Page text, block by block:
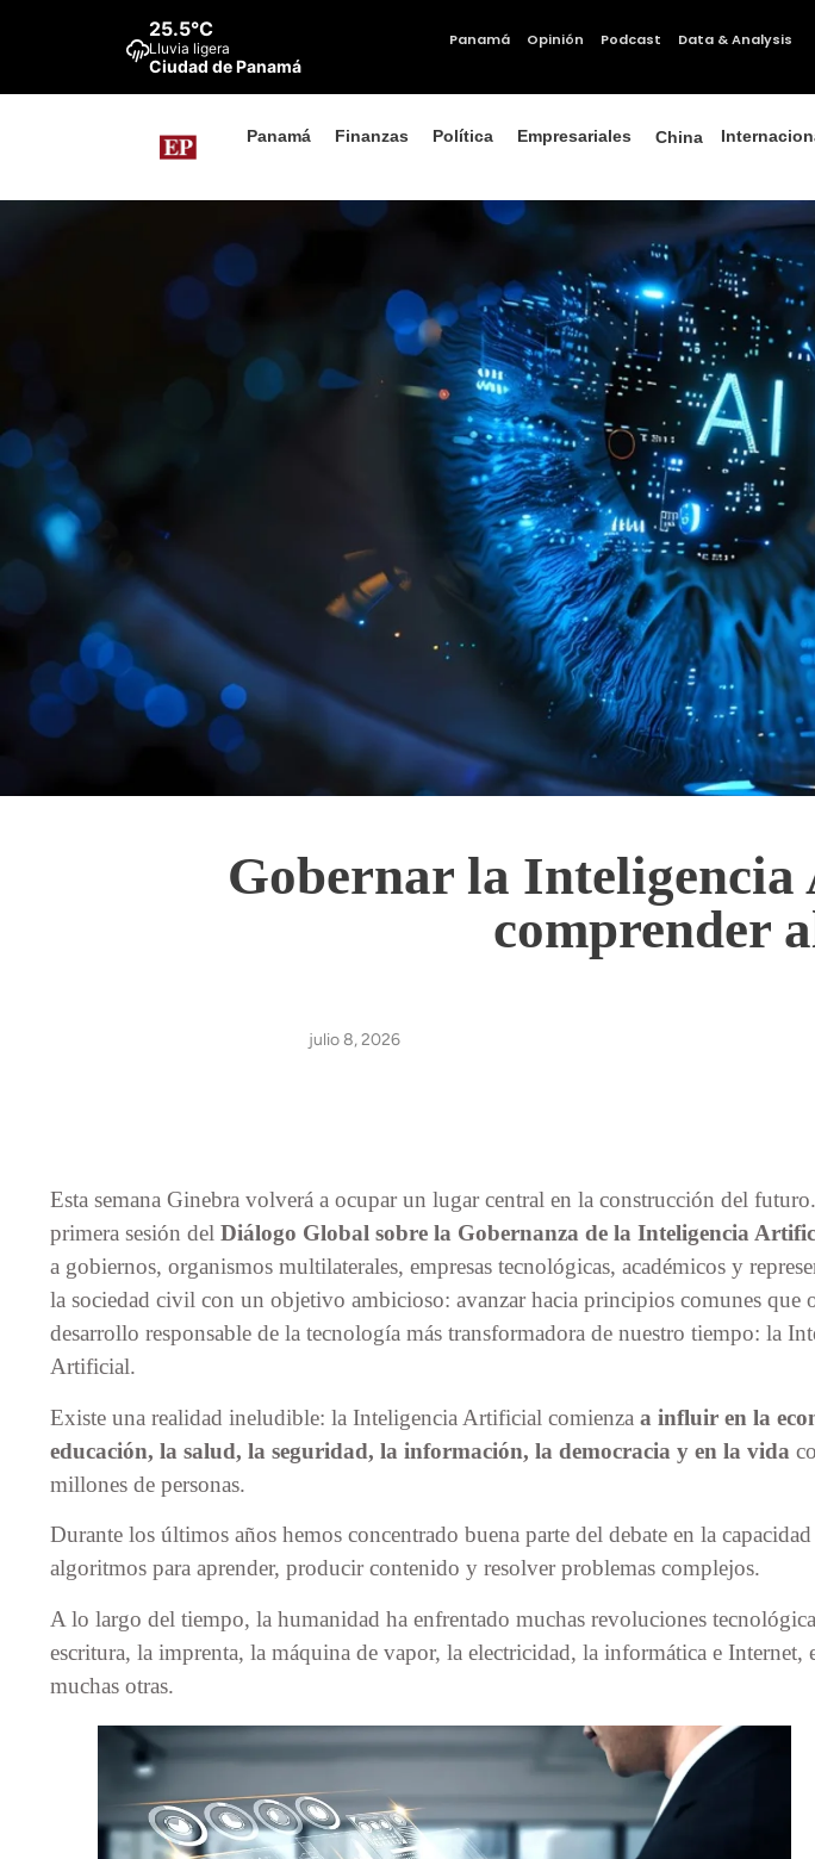
25.5°C
Lluvia ligera
Ciudad de Panamá
Panamá Opinión Podcast Data & Analysis
Panamá Finanzas Política Empresariales China
Gobernar la
comprender
julio 8, 2026
Esta semana Ginebra volverá a ocupar un lugar central en la construcción del
primera sesión del Diálogo Global sobre la Gobernanza de la Inteligencia
a gobiernos, organismos multilaterales, empresas tecnológicas, académicos y
la sociedad civil con un objetivo ambicioso: avanzar hacia principios comunes que
desarrollo responsable de la tecnología más transformadora de nuestro tiempo: la
Artificial.
Existe una realidad ineludible: la Inteligencia Artificial comienza a influir en la
educación, la salud, la seguridad, la información, la democracia y en la vida
millones de personas.
Durante los últimos años hemos concentrado buena parte del debate en la
algoritmos para aprender, producir contenido y resolver problemas complejos.
A lo largo del tiempo, la humanidad ha enfrentado muchas revoluciones
escritura, la imprenta, la máquina de vapor, la electricidad, la informática e Internet,
muchas otras.